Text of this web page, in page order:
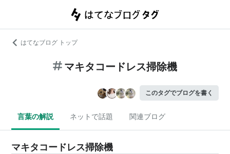
はてなブログ トップ
マキタコードレス掃除機
このタグでブログを書く
言葉の解説 ネットで話題 関連ブログ
マキタコードレス掃除機